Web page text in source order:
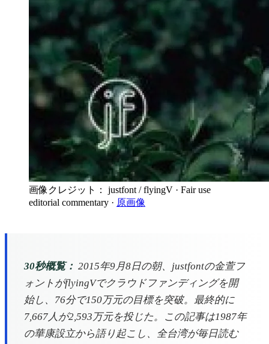
画像クレジット： justfont / flyingV · Fair use
editorial commentary · 原画像
30秒概覧： 2015年9月8日の朝、justfontの金萱フ
ォントがflyingVでクラウドファンディングを開
始し、76分で150万元の目標を突破。最終的に
7,667人が2,593万元を投じた。この記事は1987年
の華康設立から語り起こし、全台湾が毎日読む